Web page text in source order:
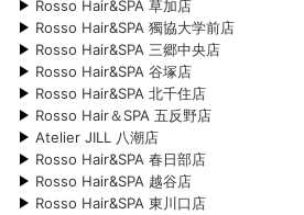
Rosso Hair&SPA 草加店
Rosso Hair&SPA 獨協大学前店
Rosso Hair&SPA 三郷中央店
Rosso Hair&SPA 谷塚店
Rosso Hair&SPA 北千住店
Rosso Hair＆SPA 五反野店
Atelier JILL 八潮店
Rosso Hair&SPA 春日部店
Rosso Hair&SPA 越谷店
Rosso Hair&SPA 東川口店